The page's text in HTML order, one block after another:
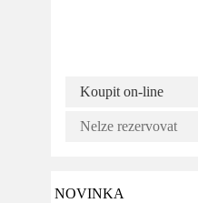
Koupit on-line
Nelze rezervovat
NOVINKA